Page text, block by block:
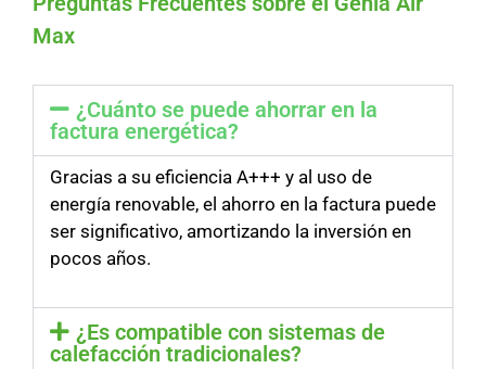
Max
¿Cuánto se puede ahorrar en la
factura energética?
Gracias a su eficiencia A+++ y al uso de
energía renovable, el ahorro en la factura puede
ser significativo, amortizando la inversión en
pocos años.
¿Es compatible con sistemas de
calefacción tradicionales?